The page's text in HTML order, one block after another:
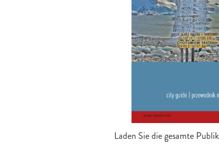
Laden Sie die gesamte